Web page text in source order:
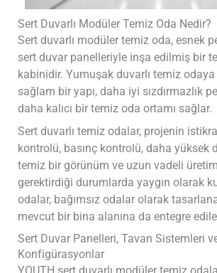
Sert Duvarlı Modüler Temiz Oda Nedir?
Sert duvarlı modüler temiz oda, esnek
sert duvar panelleriyle inşa edilmiş bir
kabinidir. Yumuşak duvarlı temiz odaya
sağlam bir yapı, daha iyi sızdırmazlık
daha kalıcı bir temiz oda ortamı sağlar.
Sert duvarlı temiz odalar, projenin
kontrolü, basınç kontrolü, daha yüksek
temiz bir görünüm ve uzun vadeli üretim
gerektirdiği durumlarda yaygın olarak
odalar, bağımsız odalar olarak
mevcut bir bina alanına da entegre
Sert Duvar Panelleri, Tavan Sistemleri ve
Konfigürasyonlar